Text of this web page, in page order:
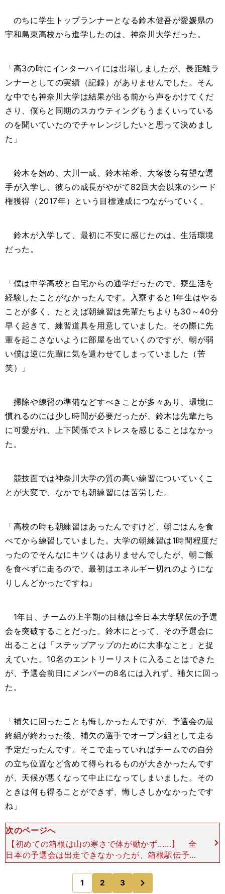
のちに学生トップランナーとなる鈴木健吾が愛媛県の
宇和島東高校から進学したのは、神奈川大学だった。
「高3の時にインターハイには出場しましたが、長距離ラ
ンナーとしての実績（記録）がありませんでした。そん
な中でも神奈川大学は結果が出る前から声をかけてくだ
さり、僕らと同期のスカウティングもうまくいっている
のを聞いていたのでチャレンジしたいと思って決めまし
た」
鈴木を始め、大川一成、鈴木祐希、大塚倭ら有望な選
手が入学し、彼らの成長がやがて 82回大会以来のシード
権獲得（ 2017年）という目標達成につながっていく。
鈴木が入学して、最初に不安に感じたのは、生活環境
だった。
「僕は中学高校と自宅からの通学だったので、寮生活を
経験したことがなかったんです。入寮すると 1年生はやる
ことが多く、たとえば朝練習は先輩たちよりも30 ～ 40分
早く起きて、練習道具を用意していました。その際に先
輩を起こさないように部屋を出ていくのですが、朝が弱
い僕は逆に先輩に気を遣わせてしまっていました（苦
笑）」
掃除や練習の準備などすべきことが多々あり、環境に
慣れるのには少し時間が必要だったが、鈴木は先輩たち
に可愛がれ、上下関係でストレスを感じることはなかっ
た。
競技面では神奈川大学の質の高い練習についていくこ
とが大変で、なかでも朝練習には苦労した。
「高校の時も朝練習はあったんですけど、朝ごはんを食
べてから練習していました。大学の朝練習は1時間程度だ
ったのでそんなにキツくはありませんでしたが、朝ご飯
を食べずに走るので、最初はエネルギー切れのようにな
りしんどかったですね」
1年目、チームの上半期の目標は全日本大学駅伝の予選
会を突破することだった。鈴木にとって、その予選会に
出ることは「ステップアップのために大事なこと」と捉
えていた。 10名のエントリーリストに入ることはできた
が、予選会前日にメンバーの8名には入れず、補欠に回っ
た。
「補欠に回ったことも悔しかったんですが、予選会の最
終組が終わった後、補欠の選手でオープン組として走る
予定だったんです。そこで走っていればチームでの自分
の立ち位置など含めて得られるものが大きかったんです
が、天候が悪くなって中止になってしまいました。その
ときは何も得ることができず、悔しさしかなかったです
ね」
次のページへ
【初めての箱根は山の寒さで体が動かず......】 全
日本の予選会は出走できなかったが、箱根駅伝予選
会で鈴木は個人で33位（60分38秒）、チーム4位
という結果を出し、トップ通過に貢献した。この走
り
1 2 3